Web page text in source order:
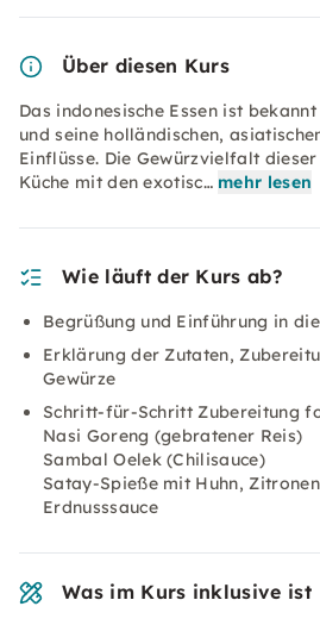
Über diesen Kurs
Das indonesische Essen ist
und seine holländischen,
Einflüsse. Die Gewürzvielfalt
Küche mit den exotisc… mehr lesen
Wie läuft der Kurs ab?
Begrüßung und Einführung in
Erklärung der Zutaten,
Gewürze
Schritt-für-Schritt Zubereitung
Nasi Goreng (gebratener Reis)
Sambal Oelek (Chilisauce)
Satay-Spieße mit Huhn,
Erdnusssauce
Was im Kurs inklusive ist